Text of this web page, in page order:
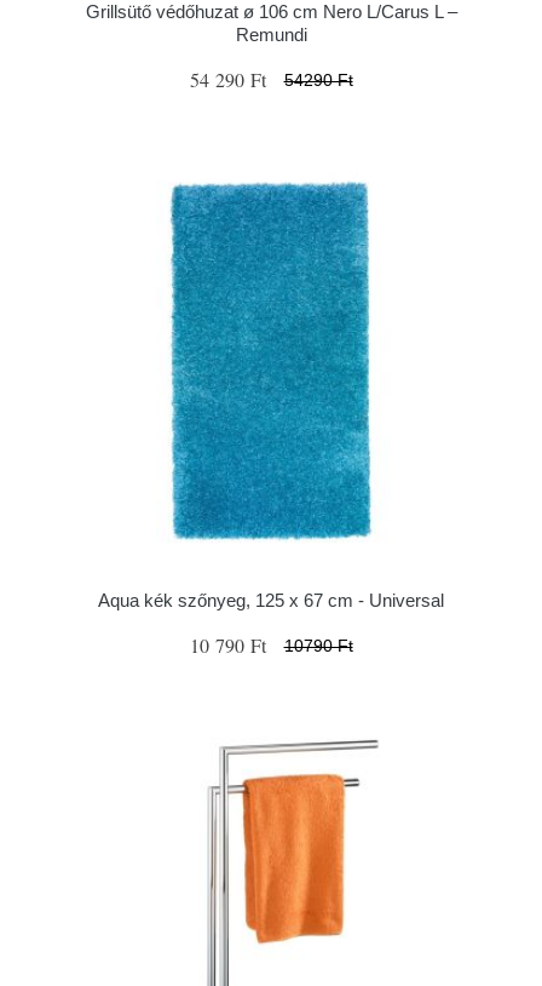
Grillsütő védőhuzat ø 106 cm Nero L/Carus L –
Remundi
54 290 Ft 54290 Ft
Aqua kék szőnyeg, 125 x 67 cm - Universal
10 790 Ft 10790 Ft